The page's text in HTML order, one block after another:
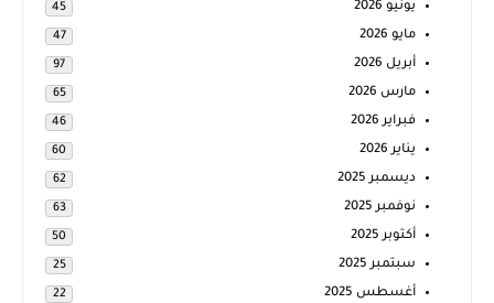
يونيو 2026 45
مايو 2026 47
أبريل 2026 97
مارس 2026 65
فبراير 2026 46
يناير 2026 60
ديسمبر 2025 62
نوفمبر 2025 63
أكتوبر 2025 50
سبتمبر 2025 25
أغسطس 2025 22